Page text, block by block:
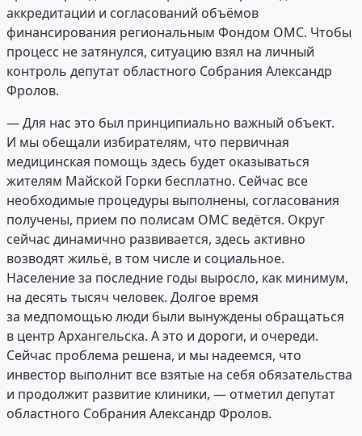
аккредитации и согласований объёмов
финансирования региональным Фондом ОМС. Чтобы
процесс не затянулся, ситуацию взял на личный
контроль депутат областного Собрания Александр
Фролов.
— Для нас это был принципиально важный объект.
И мы обещали избирателям, что первичная
медицинская помощь здесь будет оказываться
жителям Майской Горки бесплатно. Сейчас все
необходимые процедуры выполнены, согласования
получены, прием по полисам ОМС ведётся. Округ
сейчас динамично развивается, здесь активно
возводят жильё, в том числе и социальное.
Население за последние годы выросло, как минимум,
на десять тысяч человек. Долгое время
за медпомощью люди были вынуждены обращаться
в центр Архангельска. А это и дороги, и очереди.
Сейчас проблема решена, и мы надеемся, что
инвестор выполнит все взятые на себя обязательства
и продолжит развитие клиники, — отметил депутат
областного Собрания Александр Фролов.